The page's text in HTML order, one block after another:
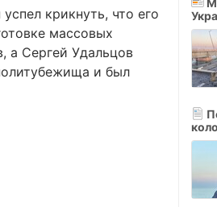
крикнуть, что его
массовых
а Сергей Удальцов
и был